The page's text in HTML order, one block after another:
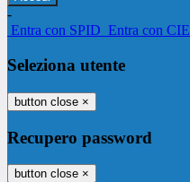
-
Entra con SPID Entra con CIE
Seleziona utente
button close ×
Recupero password
button close ×